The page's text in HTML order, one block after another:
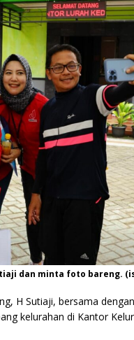
dan minta foto bareng.
H Sutiaji, bersama
kelurahan di Kantor